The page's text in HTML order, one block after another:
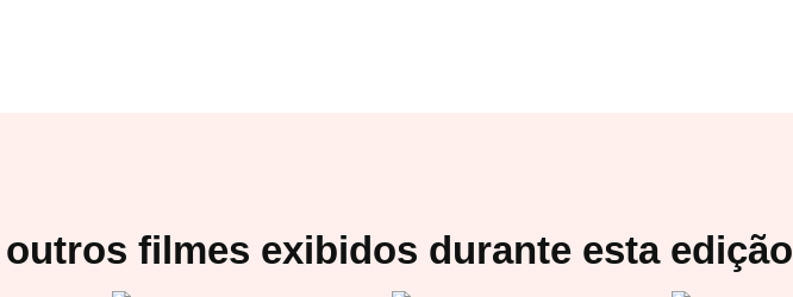
outros filmes exibidos durante esta edição